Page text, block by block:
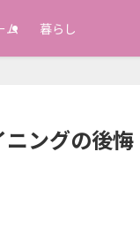
ム 暮らし
ニングの後悔